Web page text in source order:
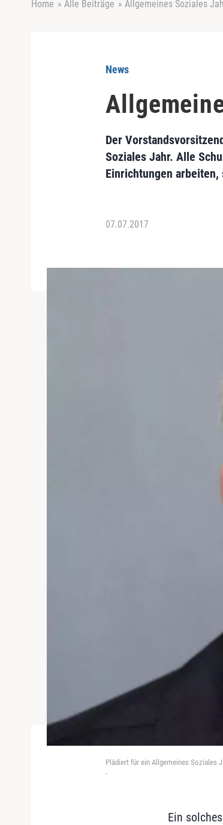
Home » Alle Beiträge » Allgemeines Soziales
News
Der
Soziales Jahr. Alle
Einrichtungen
07.07.2017
Plädiert für ein Allgemeines Soziales
-
Ein